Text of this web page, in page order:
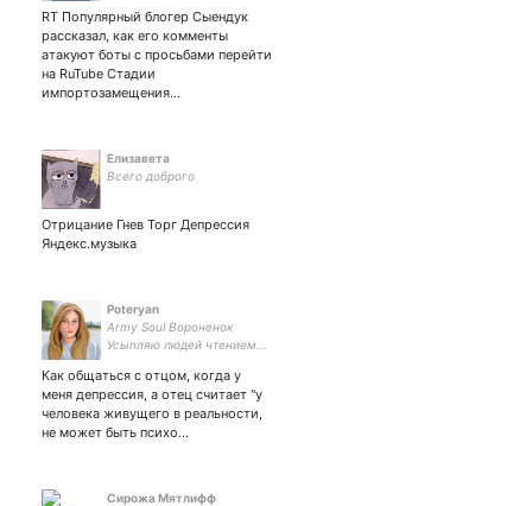
RT Популярный блогер Сыендук
рассказал, как его комменты
атакуют боты с просьбами перейти
на RuTube Стадии
импортозамещения…
Елизавета
Всего доброго
Отрицание Гнев Торг Депрессия
Яндекс.музыка
Poteryan
Army Soul Вороненок
Усыпляю людей чтением...
Как общаться с отцом, когда у
меня депрессия, а отец считает "у
человека живущего в реальности,
не может быть психо…
Сирожа Мятлифф